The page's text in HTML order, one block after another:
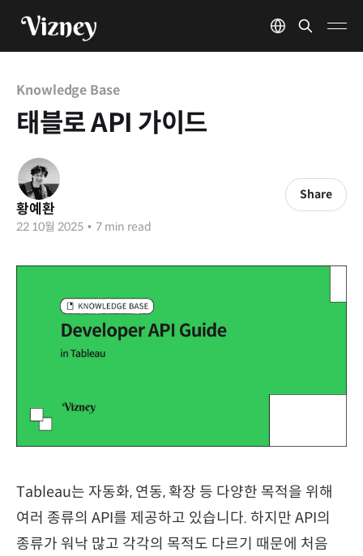
Knowledge Base
태블로 API 가이드
황예환
22 10월 2025 • 7 min read
Share
Tableau는 자동화, 연동, 확장 등 다양한 목적을 위해
여러 종류의 API를 제공하고 있습니다. 하지만 API의
종류가 워낙 많고 각각의 목적도 다르기 때문에 처음